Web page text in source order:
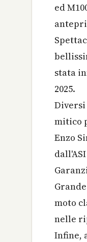
ed
stata
2025.
mitico
Enzo
moto
nelle
Infine,